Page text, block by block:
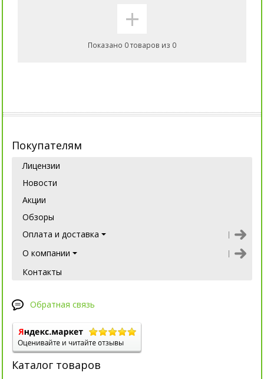
+
Показано 0 товаров из 0
Покупателям
Лицензии
Новости
Акции
Обзоры
Оплата и доставка
О компании
Контакты
Обратная связь
Каталог товаров